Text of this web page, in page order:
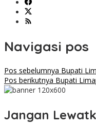
Navigasi pos
Pos sebelumnya Bupati
Pos berikutnya Bupati
Jangan